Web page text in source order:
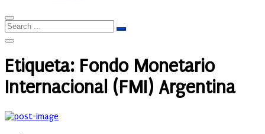
Etiqueta: Fondo Monetario
Internacional (FMI) Argentina